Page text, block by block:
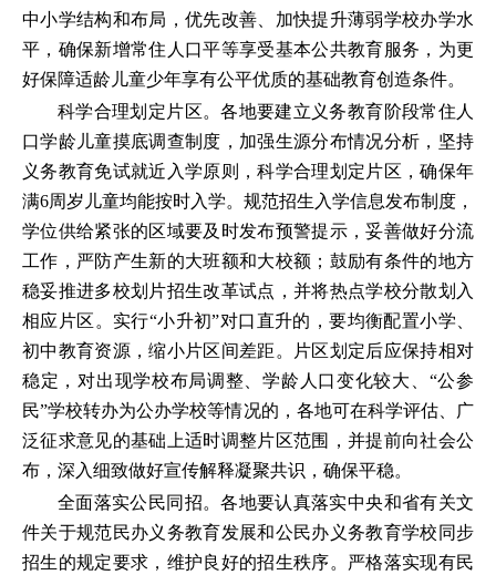
中小学结构和布局，优先改善、加快提升薄弱学校办学水
平，确保新增常住人口平等享受基本公共教育服务，为更
好保障适龄儿童少年享有公平优质的基础教育创造条件。
科学合理划定片区。各地要建立义务教育阶段常住人
口学龄儿童摸底调查制度，加强生源分布情况分析，坚持
义务教育免试就近入学原则，科学合理划定片区，确保年
满6周岁儿童均能按时入学。规范招生入学信息发布制度，
学位供给紧张的区域要及时发布预警提示，妥善做好分流
工作，严防产生新的大班额和大校额；鼓励有条件的地方
稳妥推进多校划片招生改革试点，并将热点学校分散划入
相应片区。实行“小升初”对口直升的，要均衡配置小学、
初中教育资源，缩小片区间差距。片区划定后应保持相对
稳定，对出现学校布局调整、学龄人口变化较大、“公参
民”学校转办为公办学校等情况的，各地可在科学评估、广
泛征求意见的基础上适时调整片区范围，并提前向社会公
布，深入细致做好宣传解释凝聚共识，确保平稳。
全面落实公民同招。各地要认真落实中央和省有关文
件关于规范民办义务教育发展和公民办义务教育学校同步
招生的规定要求，维护良好的招生秩序。严格落实现有民